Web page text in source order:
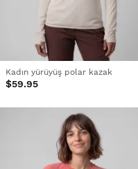
Kadın yürüyüş polar kazak
$59.95